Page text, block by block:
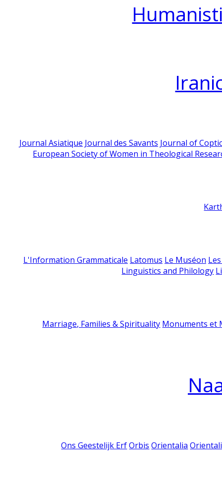
Journal Asiatique Journal des Savants Journal of
European Society of Women in Theological
L'Information Grammaticale Latomus Le Muséon
Linguistics and Philology
Marriage, Families & Spirituality Monuments et
Ons Geestelijk Erf Orbis Orientalia